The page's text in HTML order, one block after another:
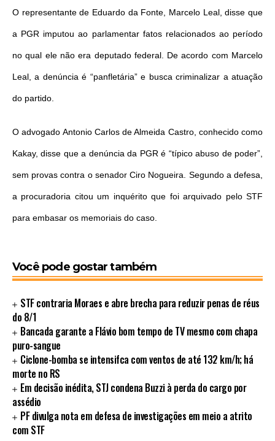
O representante de Eduardo da Fonte, Marcelo Leal, disse que
a PGR imputou ao parlamentar fatos relacionados ao período
no qual ele não era deputado federal. De acordo com Marcelo
Leal, a denúncia é “panfletária” e busca criminalizar a atuação
do partido.
O advogado Antonio Carlos de Almeida Castro, conhecido como
Kakay, disse que a denúncia da PGR é “típico abuso de poder”,
sem provas contra o senador Ciro Nogueira. Segundo a defesa,
a procuradoria citou um inquérito que foi arquivado pelo STF
para embasar os memoriais do caso.
Você pode gostar também
STF contraria Moraes e abre brecha para reduzir penas de réus
do 8/1
Bancada garante a Flávio bom tempo de TV mesmo com chapa
puro-sangue
Ciclone-bomba se intensifca com ventos de até 132 km/h; há
morte no RS
Em decisão inédita, STJ condena Buzzi à perda do cargo por
assédio
PF divulga nota em defesa de investigações em meio a atrito
com STF